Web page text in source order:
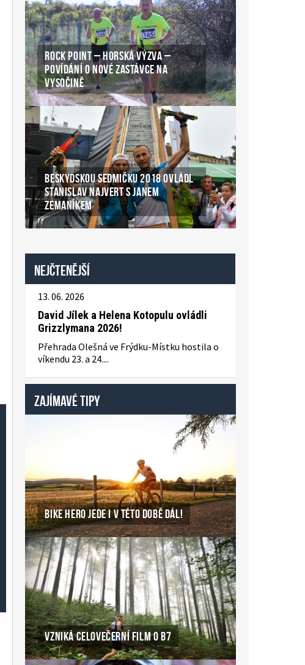
ROCK POINT – HORSKÁ VÝZVA –
POVÍDÁNÍ O NOVÉ ZASTÁVCE NA
VYSOČINĚ
BESKYDSKOU SEDMIČKU 2018 OVLÁDL
STANISLAV NAJVERT S JANEM
ZEMANÍKEM
Nejčtenější
13. 06. 2026
David Jílek a Helena Kotopulu ovládli
Grizzlymana 2026!
Přehrada Olešná ve Frýdku-Místku hostila o
víkendu 23. a 24....
ZAJÍMAVÉ TIPY
BIKE HERO JEDE I V TÉTO DOBĚ DÁL!
VZNIKÁ CELOVEČERNÍ FILM O B7